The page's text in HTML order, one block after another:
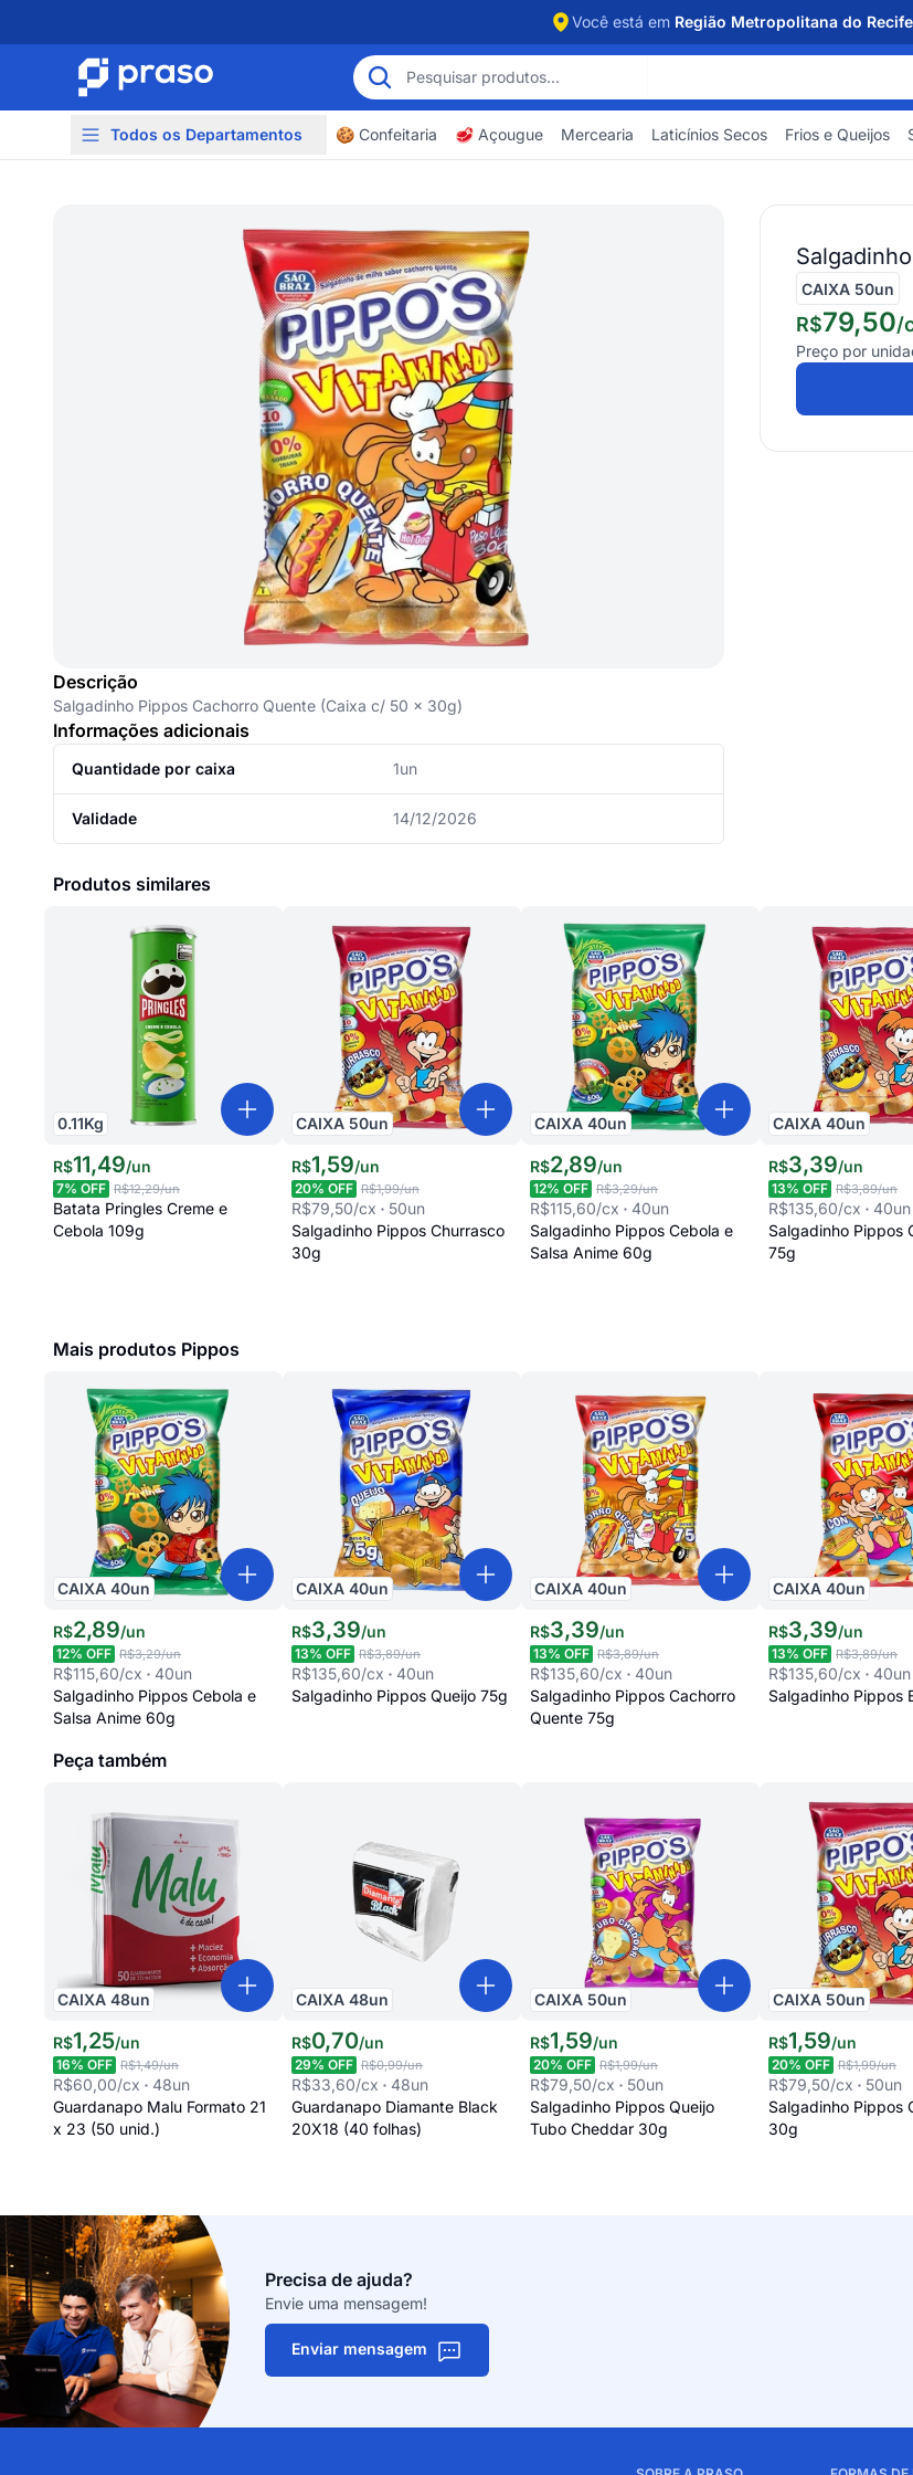
Você está em Região Metropolitana do Recife
Todos os Departamentos 🍪 Confeitaria 🥩 Açougue Mercearia Laticínios Secos Frios e Queijos
Descrição
Salgadinho Pippos Cachorro Quente (Caixa c/ 50 x 30g)
Informações adicionais
Quantidade por caixa 1un
Validade 14/12/2026
CAIXA 50un
R$79,50/
Preço por
Produtos similares
0.11Kg
R$11,49/un
7% OFF R$12,29/un
Batata Pringles Creme e
Cebola 109g
CAIXA 50un
R$1,59/un
20% OFF R$1,99/un
R$79,50/cx 50un
Salgadinho Pippos Churrasco
30g
CAIXA 40un
R$2,89/un
12% OFF R$3,29/un
R$115,60/cx 40un
Salgadinho Pippos Cebola e
Salsa Anime 60g
CAIXA 40un
R$3,39/un
13% OFF R$3,89/un
R$135,60/cx 40un
Salgadinho Pippos
75g
Mais produtos Pippos
CAIXA 40un
R$2,89/un
12% OFF R$3,29/un
R$115,60/cx 40un
Salgadinho Pippos Cebola e
Salsa Anime 60g
CAIXA 40un
R$3,39/un
13% OFF R$3,89/un
R$135,60/cx 40un
Salgadinho Pippos Queijo 75g
CAIXA 40un
R$3,39/un
13% OFF R$3,89/un
R$135,60/cx 40un
Salgadinho Pippos Cachorro
Quente 75g
CAIXA 40un
R$3,39/un
13% OFF R$3,89/un
R$135,60/cx 40un
Salgadinho Pippos
Peça também
CAIXA 48un
R$1,25/un
16% OFF R$1,49/un
R$60,00/cx 48un
Guardanapo Malu Formato 21
x 23 (50 unid.)
CAIXA 48un
R$0,70/un
29% OFF R$0,99/un
R$33,60/cx 48un
Guardanapo Diamante Black
20X18 (40 folhas)
CAIXA 50un
R$1,59/un
20% OFF R$1,99/un
R$79,50/cx 50un
Salgadinho Pippos Queijo
Tubo Cheddar 30g
CAIXA 50un
R$1,59/un
20% OFF R$1,99/un
R$79,50/cx 50un
Salgadinho Pippos
30g
Precisa de ajuda?
Envie uma mensagem!
Enviar mensagem